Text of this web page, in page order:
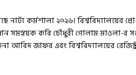
কর্মশালা ২০২৬। বিশ্ববিদ্যালয়ের
সমন্বয়ক কবি চৌধুরী গোলাম মাওলা-
জাফর এবং বিশ্ববিদ্যালয়ের